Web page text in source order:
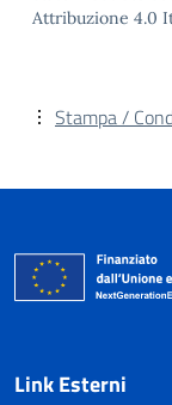
Attribuzione 4.0
Stampa /
Link Esterni